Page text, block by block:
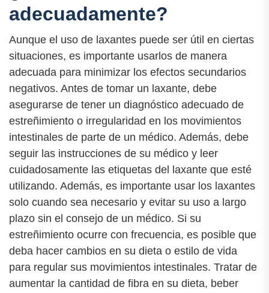
adecuadamente?
Aunque el uso de laxantes puede ser útil en ciertas
situaciones, es importante usarlos de manera
adecuada para minimizar los efectos secundarios
negativos. Antes de tomar un laxante, debe
asegurarse de tener un diagnóstico adecuado de
estreñimiento o irregularidad en los movimientos
intestinales de parte de un médico. Además, debe
seguir las instrucciones de su médico y leer
cuidadosamente las etiquetas del laxante que esté
utilizando. Además, es importante usar los laxantes
solo cuando sea necesario y evitar su uso a largo
plazo sin el consejo de un médico. Si su
estreñimiento ocurre con frecuencia, es posible que
deba hacer cambios en su dieta o estilo de vida
para regular sus movimientos intestinales. Tratar de
aumentar la cantidad de fibra en su dieta, beber